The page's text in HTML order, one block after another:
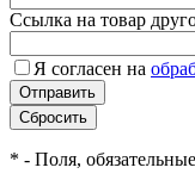
Ссылка на товар
Я согласен на
* - Поля,